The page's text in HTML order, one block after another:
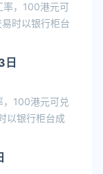
，100港元可
时以银行柜台
日
100港元可兑
以银行柜台成